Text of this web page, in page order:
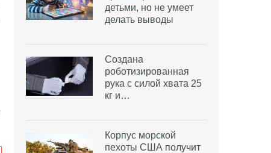
детьми, но не умеет
делать выводы
Создана
роботизированная
рука с силой хвата 25
кг и…
Корпус морской
пехоты США получит